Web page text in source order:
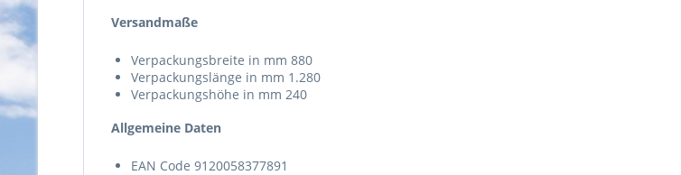
Versandmaße
Verpackungsbreite in mm 880
Verpackungslänge in mm 1.280
Verpackungshöhe in mm 240
Allgemeine Daten
EAN Code 9120058377891